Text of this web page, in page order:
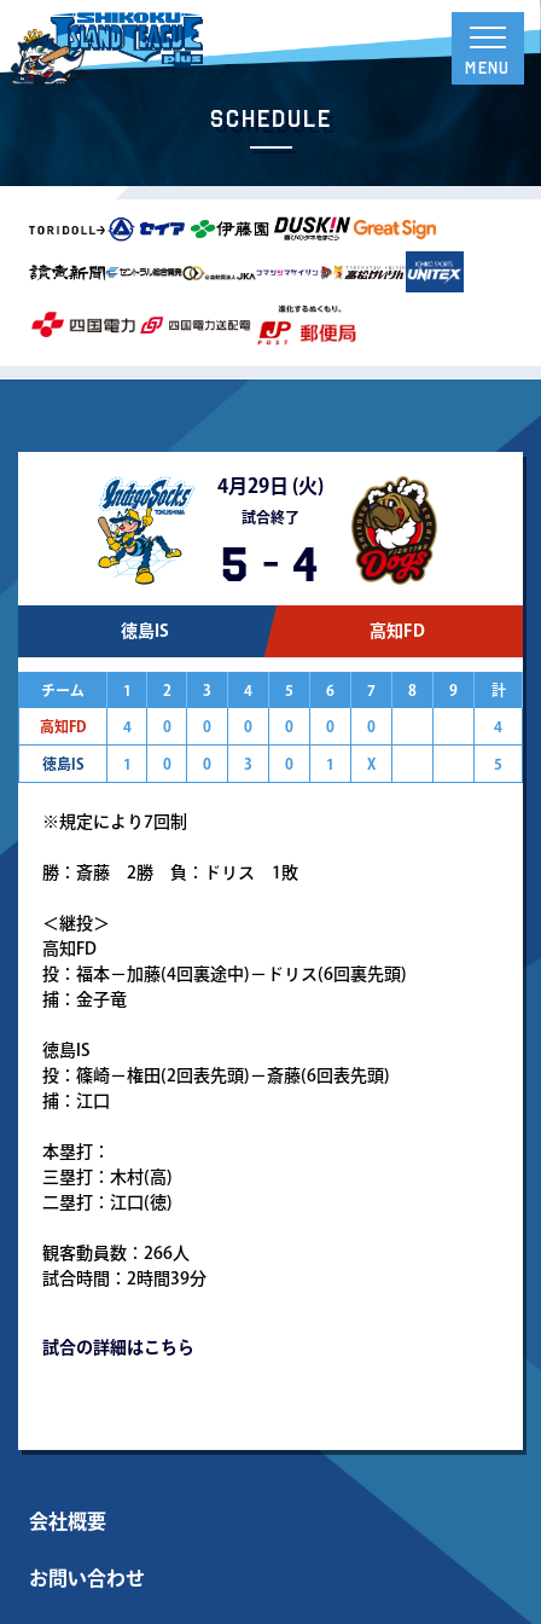
Schedule
4月29日 (火)
試合終了
5 - 4
徳島IS 高知FD
チーム 1 2 3 4 5 6 7 8 9 計
高知FD 4 0 0 0 0 0 0 4
徳島IS 1 0 0 3 0 1 X 5
※規定により7回制
勝：斎藤 2勝 負：ドリス 1敗
＜継投＞
高知FD
投：福本－加藤(4回裏途中)－ドリス(6回裏先頭)
捕：金子竜
徳島IS
投：篠崎－権田(2回表先頭)－斎藤(6回表先頭)
捕：江口
本塁打：
三塁打：木村(高)
二塁打：江口(徳)
観客動員数：266人
試合時間：2時間39分
試合の詳細はこちら
会社概要
お問い合わせ